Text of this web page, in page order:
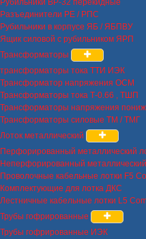
Рубильники ВР-32 перекидные
Разъединители РЕ / РПС
Рубильники в корпусе ЯБ / ЯБПВУ
Ящик силовой с рубильником ЯРП
Трансформаторы
трансформаторы тока ТТИ ИЭК
Трансформатор напряжения ОСМ
Трансформаторы тока Т-0.66 , ТШП
Трансформаторы напряжения
Трансформаторы силовые ТМ / ТМГ
Лоток металлический
Перфорированный металлический
Неперфорированный
Проволочные кабельные лотки F5
Комплектующие для лотка ДКС
Лестничные кабельные лотки L5
Трубы гофрированные
Трубы гофрированные ИЭК